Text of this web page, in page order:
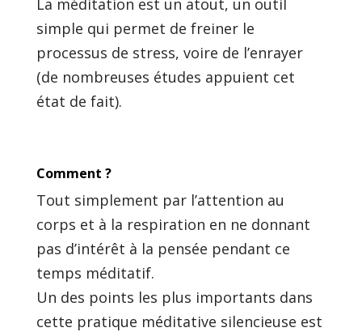
La méditation est un atout, un outil
simple qui permet de freiner le
processus de stress, voire de l’enrayer
(de nombreuses études appuient cet
état de fait).
Comment ?
Tout simplement par l’attention au
corps et à la respiration en ne donnant
pas d’intérêt à la pensée pendant ce
temps méditatif.
Un des points les plus importants dans
cette pratique méditative silencieuse est